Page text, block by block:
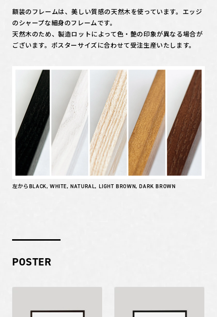
額装のフレームは、美しい質感の天然木を使っています。エッジ
のシャープな細身のフレームです。
天然木のため、製造ロットによって色・艶の印象が異なる場合が
ございます。ポスターサイズに合わせて受注生産いたします。
左からBLACK, WHITE, NATURAL, LIGHT BROWN, DARK BROWN
POSTER